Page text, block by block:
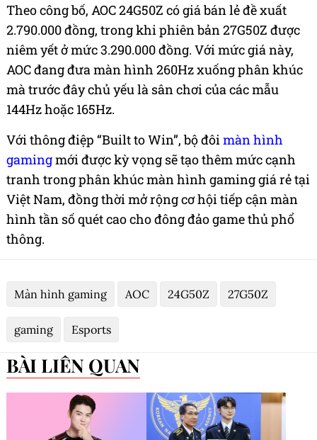
Theo công bố, AOC 24G50Z có giá bán lẻ đề xuất
2.790.000 đồng, trong khi phiên bản 27G50Z được
niêm yết ở mức 3.290.000 đồng. Với mức giá này,
AOC đang đưa màn hình 260Hz xuống phân khúc
mà trước đây chủ yếu là sân chơi của các mẫu
144Hz hoặc 165Hz.
Với thông điệp “Built to Win”, bộ đôimàn hình
gamingmới được kỳ vọng sẽ tạo thêm mức cạnh
tranh trong phân khúc màn hình gaming giá rẻ tại
Việt Nam, đồng thời mở rộng cơ hội tiếp cận màn
hình tần số quét cao cho đông đảo game thủ phổ
thông.
Màn hình gaming AOC 24G50Z 27G50Z
gaming Esports
BÀI LIÊN QUAN